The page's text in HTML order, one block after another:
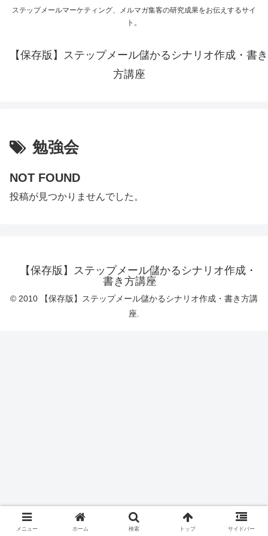
ステップメールマーケティング、メルマガ集客の研究成果をお伝えするサイ
ト。
【保存版】ステップメール儲かるシナリオ作成・書き
方講座
勉強会
NOT FOUND
投稿が見つかりませんでした。
【保存版】ステップメール儲かるシナリオ作成・
書き方講座
© 2010 【保存版】ステップメール儲かるシナリオ作成・書き方講
座.
メニュー ホーム 検索 トップ サイドバー